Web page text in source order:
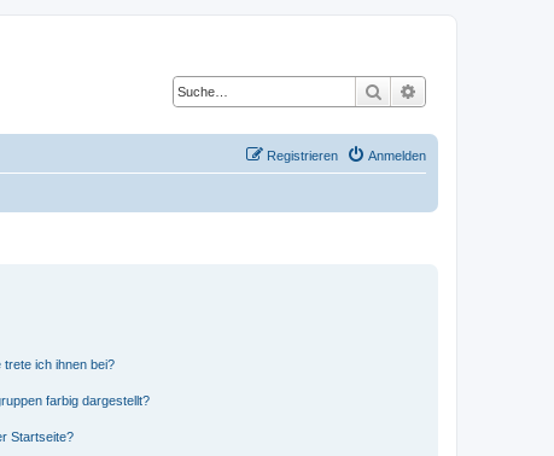
Suche
Anmelden
Registrieren
trete ich ihnen bei?
farbig dargestellt?
Startseite?